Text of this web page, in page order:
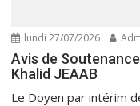
lundi 27/07/2026
Avis de
Khalid JEAAB
Le Doyen par intérim